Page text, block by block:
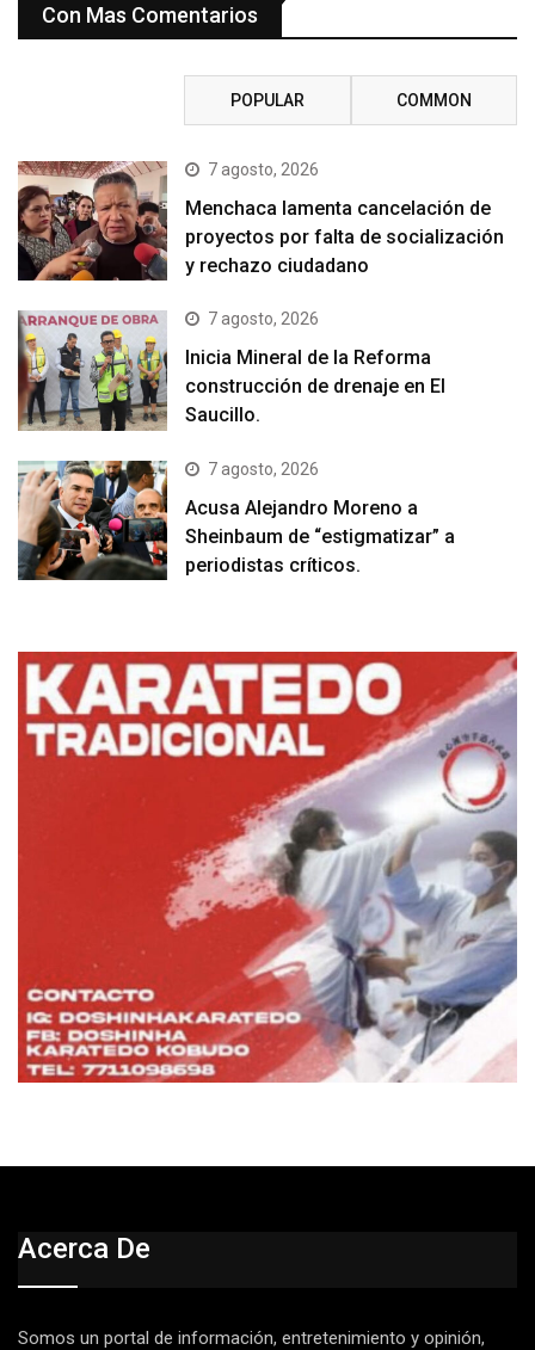
Con Mas Comentarios
POPULAR COMMON
7 agosto, 2026
Menchaca lamenta cancelación de
proyectos por falta de socialización
y rechazo ciudadano
7 agosto, 2026
Inicia Mineral de la Reforma
construcción de drenaje en El
Saucillo.
7 agosto, 2026
Acusa Alejandro Moreno a
Sheinbaum de “estigmatizar” a
periodistas críticos.
Acerca De
Somos un portal de información, entretenimiento y opinión,